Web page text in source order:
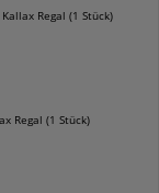
Regal (1 Stück)
Regal (1 Stück)